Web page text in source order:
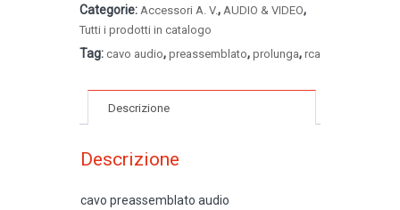
Categorie: Accessori A. V., AUDIO & VIDEO,
Tutti i prodotti in catalogo
Tag: cavo audio, preassemblato, prolunga, rca
Descrizione
Descrizione
cavo preassemblato audio